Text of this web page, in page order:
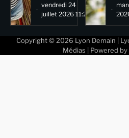
vendredi 24
juillet 2026 11:29
Copyright © 2026 Lyon Demain |
Médias | Powered by